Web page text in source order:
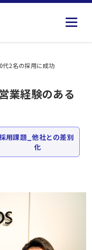
代2名の採用に成功
業経験のある
用課題_他社との差別
化